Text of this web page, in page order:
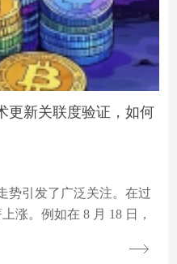
更新关联度验证，如何
势引发了广泛关注。在过
涨。例如在 8 月 18 日，
有大幅提升，本月累计涨
让投资者纷纷探究其背后